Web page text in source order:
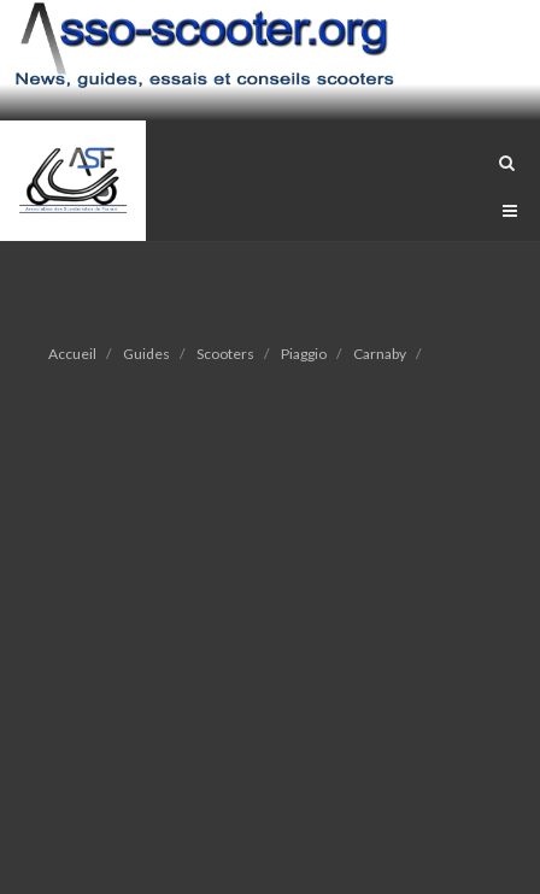
Accueil Guides Scooters Piaggio Carnaby